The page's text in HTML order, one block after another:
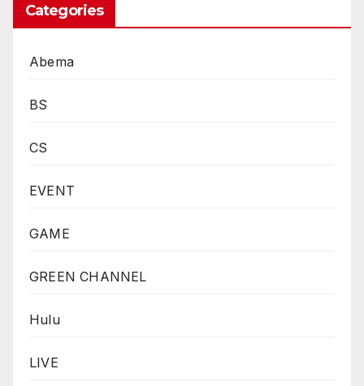
Categories
Abema
BS
CS
EVENT
GAME
GREEN CHANNEL
Hulu
LIVE